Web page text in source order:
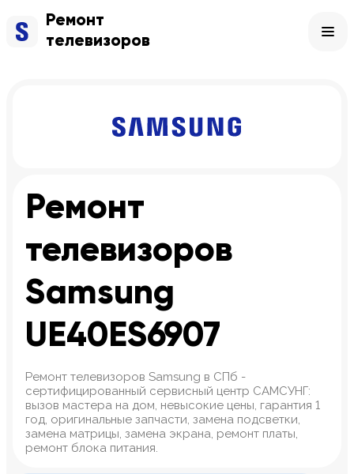
Ремонт
телевизоров
Ремонт
телевизоров
Samsung
UE40ES6907
Ремонт телевизоров Samsung в СПб -
сертифицированный сервисный центр САМСУНГ:
вызов мастера на дом, невысокие цены, гарантия 1
год, оригинальные запчасти, замена подсветки,
замена матрицы, замена экрана, ремонт платы,
ремонт блока питания.